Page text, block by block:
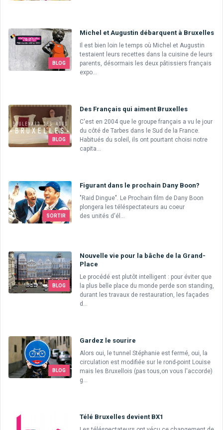
BLOG
Michel et Augustin débarquent à Bruxelles
Il est bien loin le temps où Michel et Augustin
testaient leurs recettes dans la cuisine de leurs
parents, désormais les deux pâtissiers français
expo...
BLOG
Des Français qui aiment Bruxelles
C'est en 2004 que le groupe français a vu le jour
du côté de Tarbes dans le Sud de la France.
Habitués du soleil, ils ont pourtant choisi notre
capita...
SORTIR
Figurant dans le prochain Dany Boon?
"Raid Dingue". Le Prochain film de Dany Boon
plongera les téléspectateurs au coeur
des unités d'él...
BLOG
Nouvelle vie pour la bâche de la Grand-
Place
Le procédé est plutôt intelligent : pour éviter que
la plus belle place du monde perde son standing,
durant les travaux de restauration, les façades
d...
BLOG
Gardez le sourire
Alors oui, le tunnel Stéphanie est fermé, oui, la
circulation est modifiée sur le rond-point Louise
mais les Bruxellois (pas tous,on vous l'accorde)
g...
Télé Bruxelles devient BX1